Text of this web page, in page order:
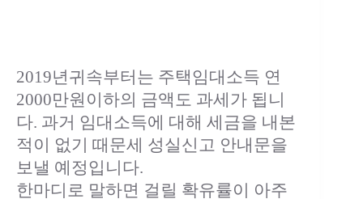
2019년귀속부터는 주택임대소득 연
2000만원이하의 금액도 과세가 됩니
다. 과거 임대소득에 대해 세금을 내본
적이 없기 때문세 성실신고 안내문을
보낼 예정입니다.
한마디로 말하면 걸릴 확유률이 아주